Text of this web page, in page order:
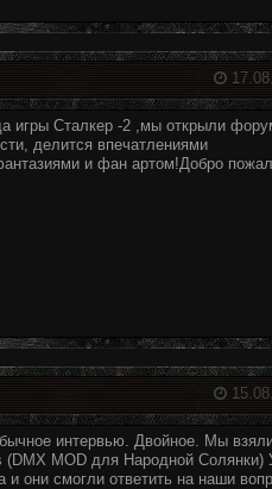
игры Сталкер -2 ,мы открыли
делится впечатлениями
и фан артом!Добро
интервью. Двойное. Мы
(DMX MOD для Народной Солянки)
и они смогли ответить на наши